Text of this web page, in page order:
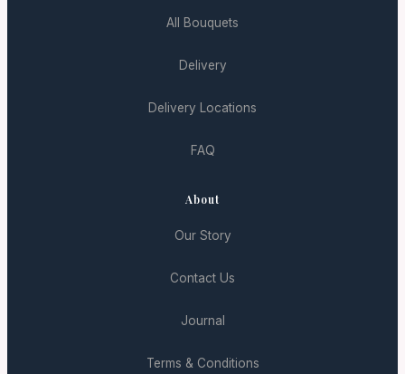
All Bouquets
Delivery
Delivery Locations
FAQ
About
Our Story
Contact Us
Journal
Terms & Conditions